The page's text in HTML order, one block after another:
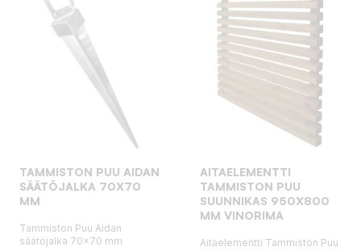
TAMMISTON PUU AIDAN
SÄÄTÖJALKA 70X70
MM
Tammiston Puu Aidan
säätöjalka 70x70 mm
AITAELEMENTTI
TAMMISTON PUU
SUUNNIKAS 950X800
MM VINORIMA
Aitaelementti Tammiston Puu